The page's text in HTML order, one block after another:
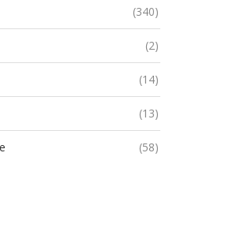
(340)
(2)
(14)
(13)
(58)